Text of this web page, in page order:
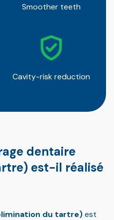
Smoother teeth
Cavity-risk reduction
dentaire
est-il réalisé
du tartre)est